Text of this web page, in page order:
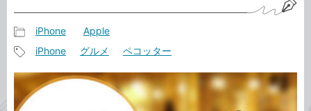
事
カ
テ
iPhone Apple
事
タ
iPhone グルメ ペコッター